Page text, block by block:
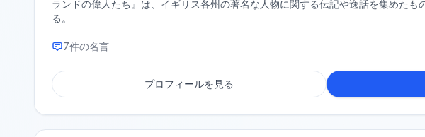
ランドの偉人たち』は、イギリス各州の著名な人物に関する伝記や逸話を集めたも
る。
7件の名言
プロフィールを見る